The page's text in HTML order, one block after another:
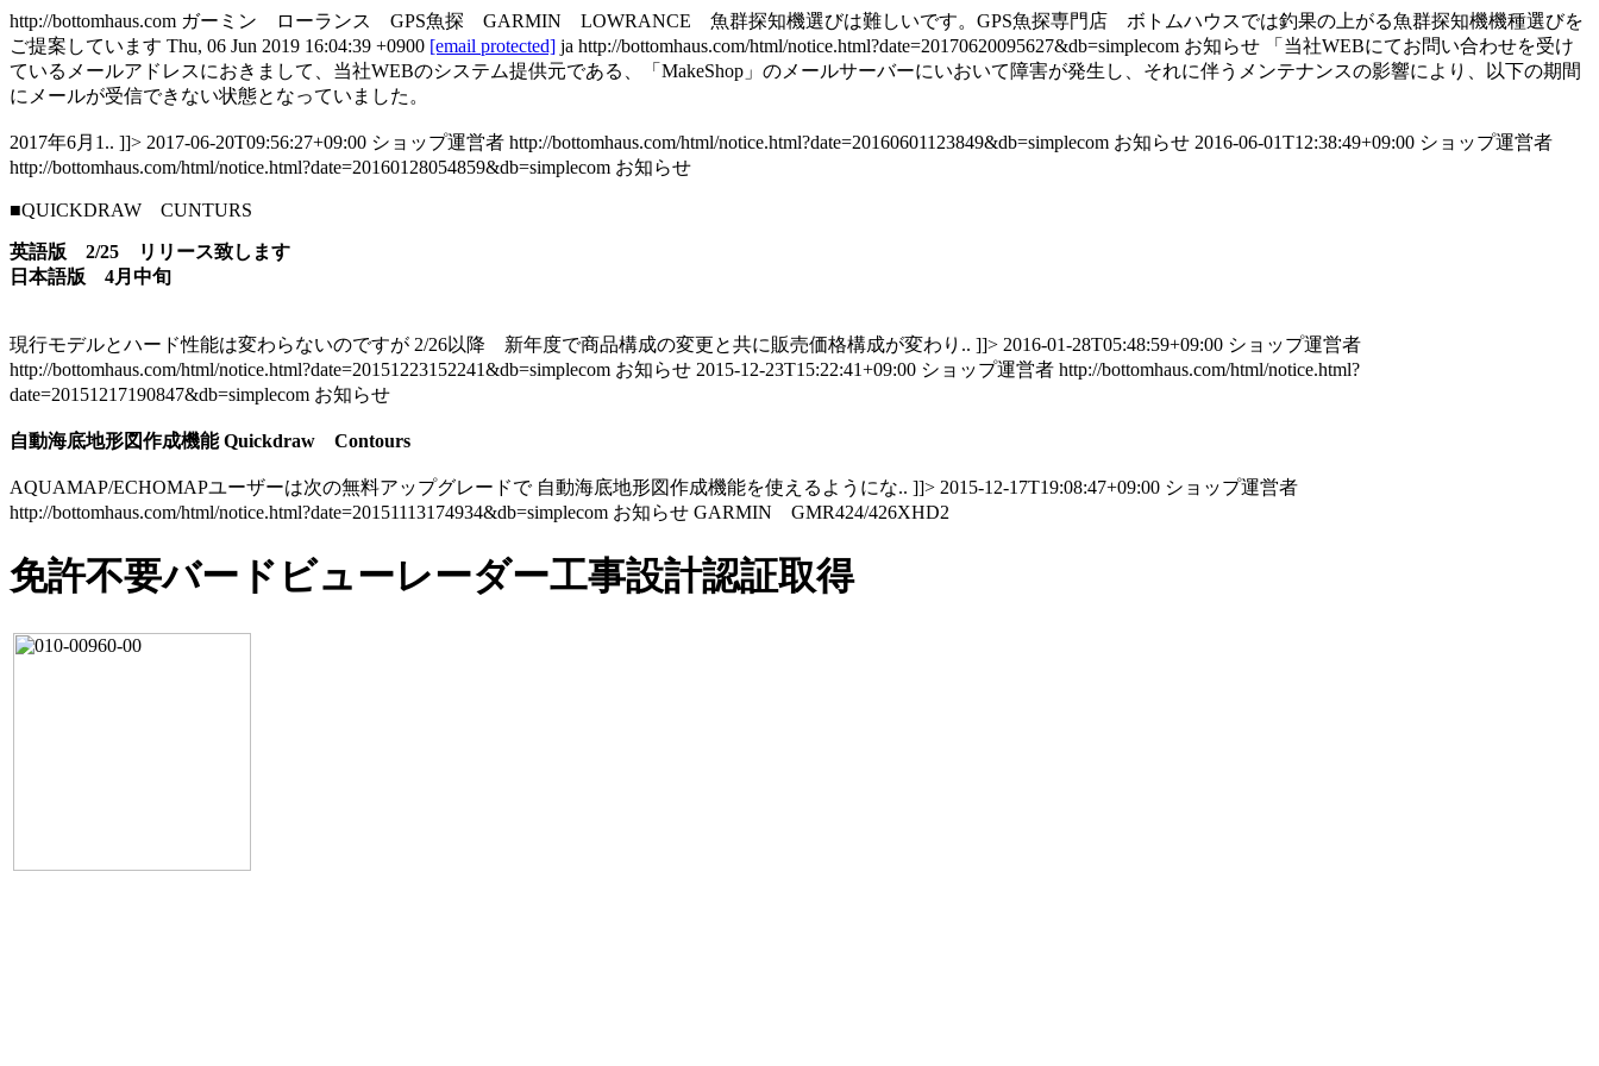
http://bottomhaus.com ガーミン ローランス GPS魚探 GARMIN LOWRANCE 魚群探知機選びは難しいです。GPS魚探専門店 ボトムハウスでは釣果の上がる魚群探知機機種選びを
ご提案しています Thu, 06 Jun 2019 16:04:39 +0900 [email protected] ja http://bottomhaus.com/html/notice.html?date=20170620095627&db=simplecom お知らせ
「当社WEBにてお問い合わせを受け
ているメールアドレスにおきまして、当社WEBのシステム提供元である、「MakeShop」のメールサーバーにいおいて障害が発生し、それに伴うメンテナンスの影響により、以下の期間
にメールが受信できない状態となっていました。
2017年6月1.. ]]> 2017-06-20T09:56:27+09:00 ショップ運営者 http://bottomhaus.com/html/notice.html?date=20160601123849&db=simplecom お知らせ 2016-06-01T12:38:49+09:00 ショップ運営者
http://bottomhaus.com/html/notice.html?date=20160128054859&db=simplecom お知らせ
■QUICKDRAW CUNTURS
英語版 2/25 リリース致します
日本語版 4月中旬
現行モデルとハード性能は変わらないのですが 2/26以降 新年度で商品構成の変更と共に販売価格構成が変わり.. ]]> 2016-01-28T05:48:59+09:00 ショップ運営者
http://bottomhaus.com/html/notice.html?date=20151223152241&db=simplecom お知らせ 2015-12-23T15:22:41+09:00 ショップ運営者 http://bottomhaus.com/html/notice.html?
date=20151217190847&db=simplecom お知らせ
自動海底地形図作成機能 Quickdraw Contours
AQUAMAP/ECHOMAPユーザーは次の無料アップグレードで 自動海底地形図作成機能を使えるようにな.. ]]> 2015-12-17T19:08:47+09:00 ショップ運営者
http://bottomhaus.com/html/notice.html?date=20151113174934&db=simplecom お知らせ GARMIN GMR424/426XHD2
免許不要バードビューレーダー工事設計認証取得